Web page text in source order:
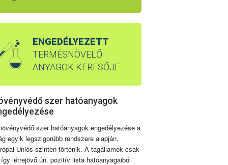
ENGEDÉLYEZETT
TERMÉSNÖVELŐ
ANYAGOK KERESŐJE
szer hatóanyagok
szer hatóanyagok engedélyezése a
egyik legszigorúbb rendszere alapján,
Uniós szinten történik. A tagállamok csak
létrejövő ún. pozitív lista hatóanyagaiból